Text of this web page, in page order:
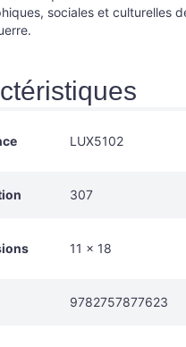
sociales et culturelles
LUX5102
307
11 × 18
9782757877623